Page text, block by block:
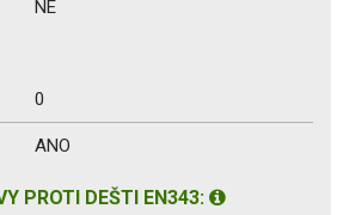
NE
0
ANO
PROTI DEŠTI EN343: